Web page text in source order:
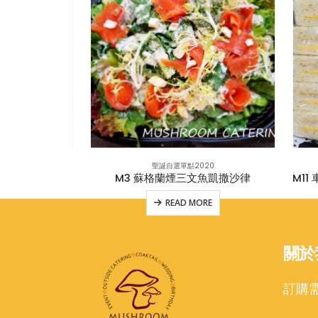
聖誕自選單點2020
M3 蘇格蘭煙三文魚凱撒沙律
READ MORE
關
訂購